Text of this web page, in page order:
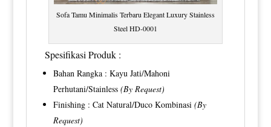
Sofa Tamu Minimalis Terbaru Elegant Luxury Stainless
Steel HD-0001
Spesifikasi Produk :
Bahan Rangka : Kayu Jati/Mahoni
Perhutani/Stainless (By Request)
Finishing : Cat Natural/Duco Kombinasi (By
Request)